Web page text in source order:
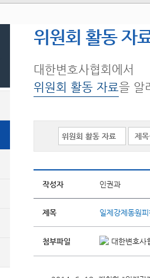
위원회 활동 자
대한변호사협회에서
위원회 활동 자료을 알
작성자 인권과
제목 일제강제동원
첨부파일 대한변호사